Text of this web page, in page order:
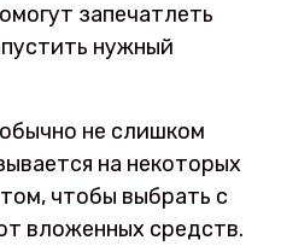
запечатлеть
нужный
не слишком
на некоторых
чтобы выбрать с
вложенных средств.